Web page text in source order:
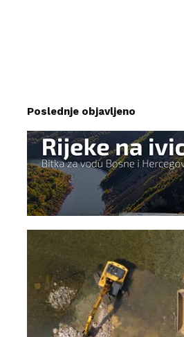
Poslednje objavljeno